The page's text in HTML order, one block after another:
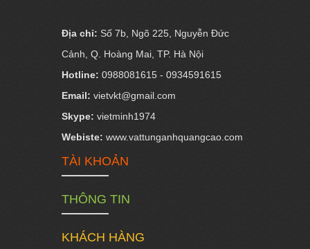
Địa chỉ: Số 7b, Ngõ 225, Nguyễn Đức
Cảnh, Q. Hoàng Mai, TP. Hà Nội
Hotline: 0988081615 - 0934591615
Email: vietvkt@gmail.com
Skype: vietminh1974
Webiste: www.vattunganhquangcao.com
TÀI KHOẢN
THÔNG TIN
KHÁCH HÀNG